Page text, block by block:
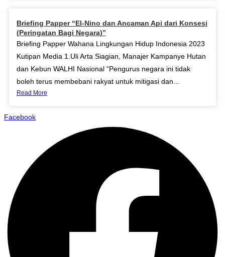
Briefing Papper “El-Nino dan Ancaman Api dari Konsesi
(Peringatan Bagi Negara)”
Briefing Papper Wahana Lingkungan Hidup Indonesia 2023
Kutipan Media 1.Uli Arta Siagian, Manajer Kampanye Hutan
dan Kebun WALHI Nasional “Pengurus negara ini tidak
boleh terus membebani rakyat untuk mitigasi dan...
Read More
Facebook